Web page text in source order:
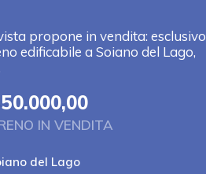
propone in vendita: esclusivo
edificabile a Soiano del Lago,
IN VENDITA
del Lago